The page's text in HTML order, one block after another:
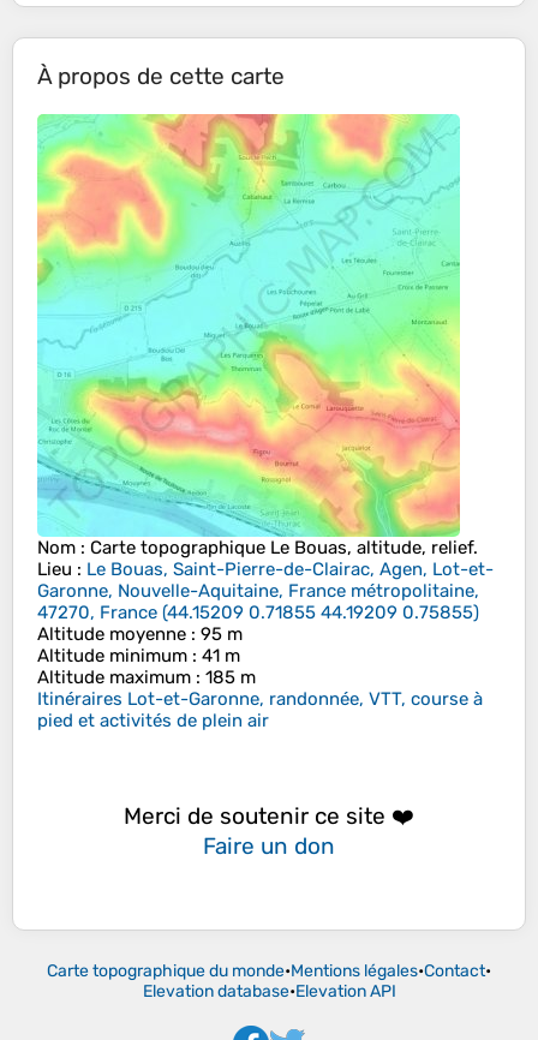
À propos de cette carte
Nom : Carte topographique Le Bouas, altitude, relief.
Lieu : Le Bouas, Saint-Pierre-de-Clairac, Agen, Lot-et-
Garonne, Nouvelle-Aquitaine, France métropolitaine,
47270, France (44.15209 0.71855 44.19209 0.75855)
Altitude moyenne : 95 m
Altitude minimum : 41 m
Altitude maximum : 185 m
Itinéraires Lot-et-Garonne, randonnée, VTT, course à
pied et activités de plein air
Merci de soutenir ce site ❤️
Faire un don
Carte topographique du monde•Mentions légales•Contact•
Elevation database•Elevation API